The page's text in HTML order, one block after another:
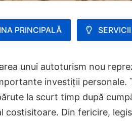
PRINCIPALĂ
unui autoturism nou
investiții personale.
la scurt timp după
costisitoare. Din fericire,